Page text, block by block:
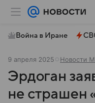
Война в Иране
9 апреля 2025 Новости
Эрдоган
не страшен